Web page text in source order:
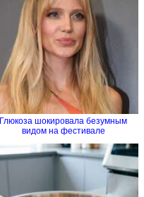
Глюкоза шокировала безумным
видом на фестивале